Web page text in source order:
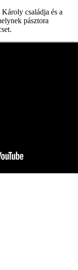
családja és a
pásztora